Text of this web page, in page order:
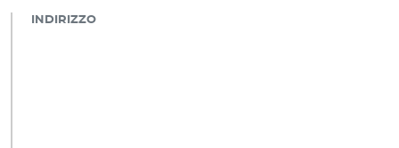
INDIRIZZO